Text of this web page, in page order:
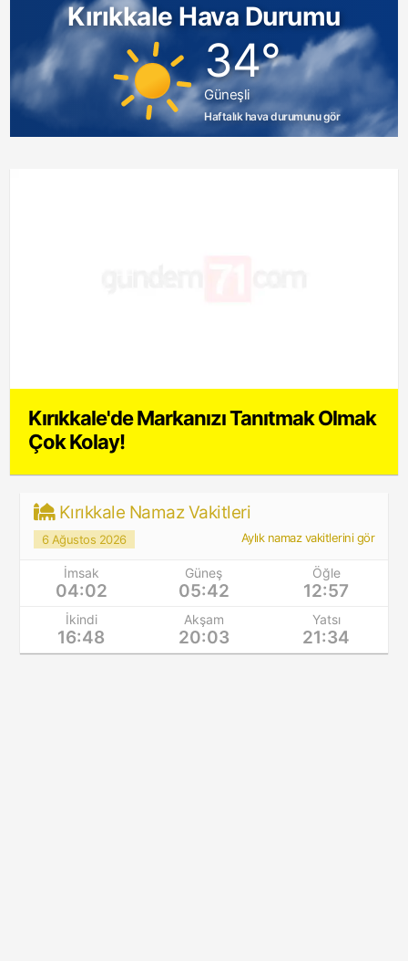
Kırıkkale Hava Durumu
34°
Güneşli
Haftalık hava durumunu gör
Kırıkkale'de Markanızı Tanıtmak Olmak
Çok Kolay!
Kırıkkale Namaz Vakitleri
6 Ağustos 2026 Aylık namaz vakitlerini gör
İmsak
04:02
Güneş
05:42
Öğle
12:57
İkindi
16:48
Akşam
20:03
Yatsı
21:34